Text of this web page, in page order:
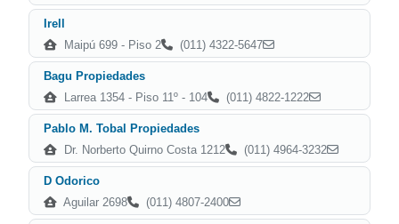
Irell
Maipú 699 - Piso 2
(011) 4322-5647
Bagu Propiedades
Larrea 1354 - Piso 11º - 104
(011) 4822-1222
Pablo M. Tobal Propiedades
Dr. Norberto Quirno Costa 1212
(011) 4964-3232
D Odorico
Aguilar 2698
(011) 4807-2400